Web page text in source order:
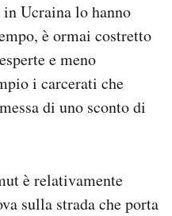
Ucraina lo hanno
è ormai costretto
e meno
i carcerati che
di uno sconto di
è relativamente
sulla strada che porta